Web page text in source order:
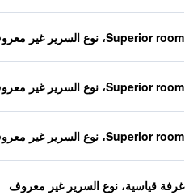
Superior room، نوع السرير غير معروف
Superior room، نوع السرير غير معروف
Superior room، نوع السرير غير معروف
غرفة قياسية، نوع السرير غير معروف